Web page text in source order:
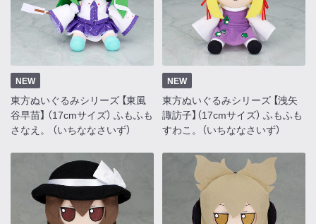
NEW
東方ぬいぐるみシリーズ 【東風
谷早苗】 （17cmサイズ） ふもふも
さなえ。 （いちななさいず）
NEW
東方ぬいぐるみシリーズ 【洩矢
諏訪子】（17cmサイズ） ふもふも
すわこ。（いちななさいず）